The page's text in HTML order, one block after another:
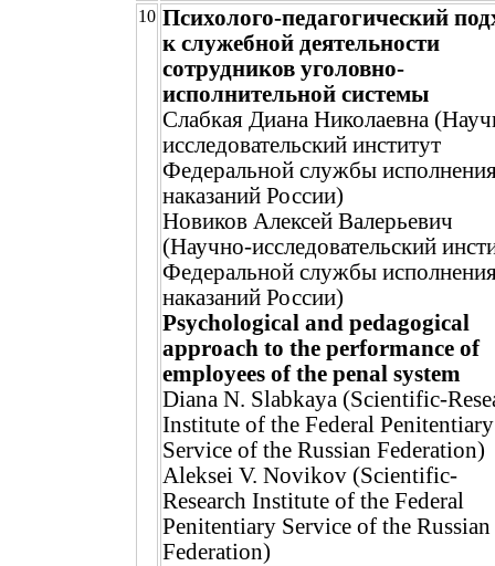
10 Психолого-педагогический
к служебной деятельности
сотрудников уголовно-
исполнительной системы
Слабкая Диана Николаевна
исследовательский институт
Федеральной службы
наказаний России)
Новиков Алексей Валерьевич
(Научно-исследовательский
Федеральной службы
наказаний России)
Psychological and pedagogical
approach to the performance of
employees of the penal system
Diana N. Slabkaya (Scientific-
Institute of the Federal Penitentiary
Service of the Russian Federation)
Aleksei V. Novikov (Scientific-
Research Institute of the Federal
Penitentiary Service of the Russian
Federation)